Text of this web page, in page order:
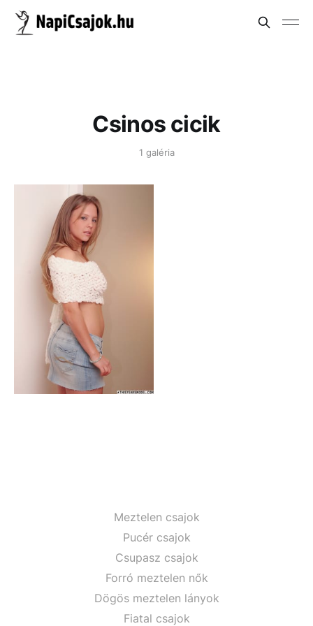
Csinos cicik
1 galéria
Meztelen csajok
Pucér csajok
Csupasz csajok
Forró meztelen nők
Dögös meztelen lányok
Fiatal csajok